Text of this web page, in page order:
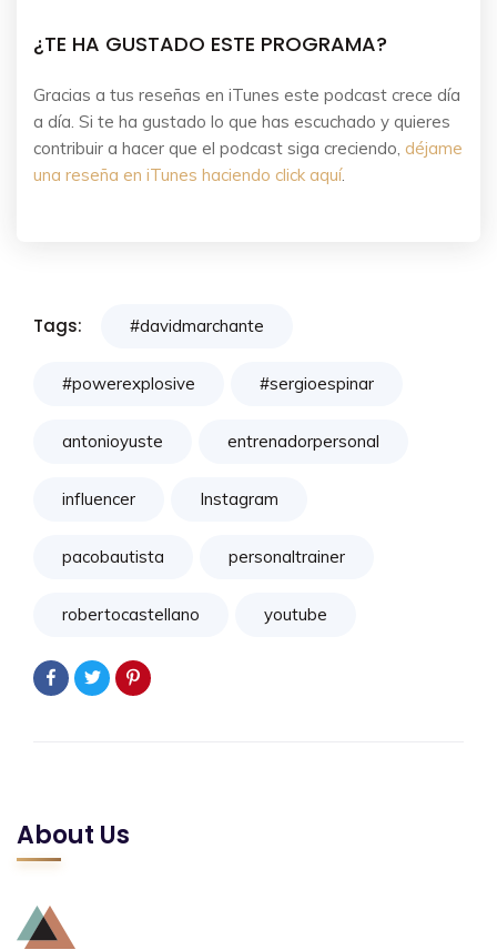
¿TE HA GUSTADO ESTE PROGRAMA?
Gracias a tus reseñas en iTunes este podcast crece día
a día. Si te ha gustado lo que has escuchado y quieres
contribuir a hacer que el podcast siga creciendo, déjame
una reseña en iTunes haciendo click aquí.
Tags: #davidmarchante
#powerexplosive #sergioespinar
antonioyuste entrenadorpersonal
influencer Instagram
pacobautista personaltrainer
robertocastellano youtube
About Us